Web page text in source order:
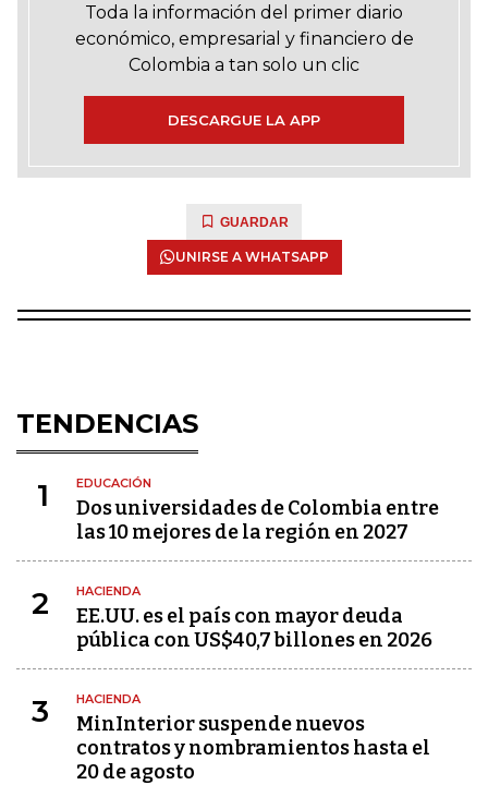
Toda la información del primer diario
económico, empresarial y financiero de
Colombia a tan solo un clic
DESCARGUE LA APP
GUARDAR
UNIRSE A WHATSAPP
TENDENCIAS
1 EDUCACIÓN
Dos universidades de Colombia entre
las 10 mejores de la región en 2027
2 HACIENDA
EE.UU. es el país con mayor deuda
pública con US$40,7 billones en 2026
3 HACIENDA
MinInterior suspende nuevos
contratos y nombramientos hasta el
20 de agosto